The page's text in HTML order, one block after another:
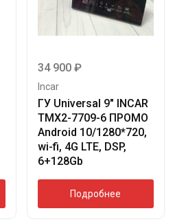
34 900 ₽
Incar
ГУ Universal 9″ INCAR
TMX2-7709-6 ПРОМО
Android 10/1280*720,
wi-fi, 4G LTE, DSP,
6+128Gb
Подробнее